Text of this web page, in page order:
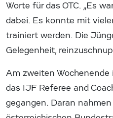
Worte für das OTC. „Es
dabei. Es konnte mit
trainiert werden. Die
Gelegenheit,
Am zweiten
das IJF Referee and
gegangen. Daran